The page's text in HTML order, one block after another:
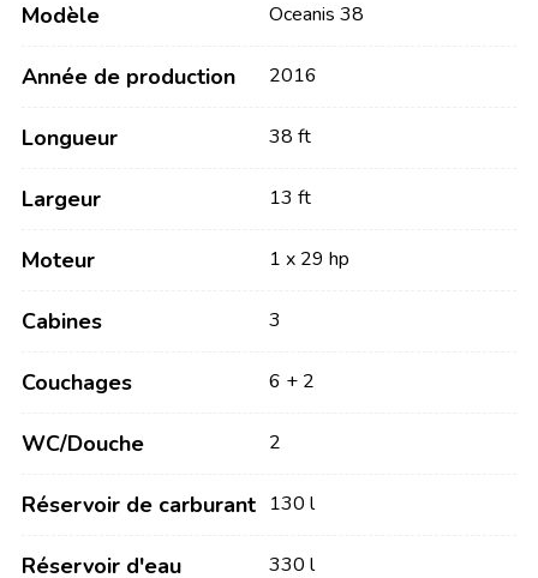
Modèle Oceanis 38
Année de production 2016
Longueur 38 ft
Largeur 13 ft
Moteur 1 x 29 hp
Cabines 3
Couchages 6 + 2
WC/Douche 2
Réservoir de carburant 130 l
Réservoir d'eau 330 l